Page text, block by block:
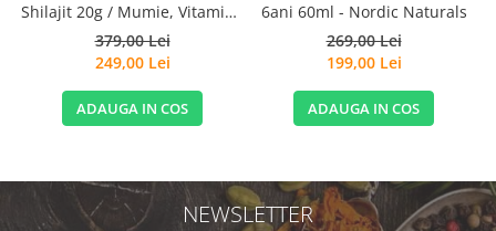
Shilajit 20g / Mumie, Vitamine
si Micronutrienti - Vitadote
379,00 Lei
249,00 Lei
ADAUGA IN COS
6ani 60ml - Nordic Naturals
269,00 Lei
199,00 Lei
ADAUGA IN COS
NEWSLETTER